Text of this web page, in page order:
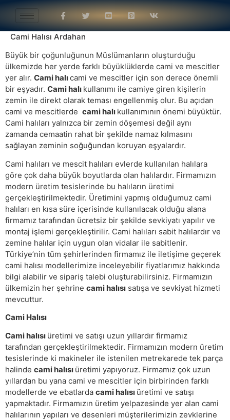
Cami Halısı Ardahan
Büyük bir çoğunluğunun Müslümanların oluşturduğu
ülkemizde her yerde farklı büyüklüklerde cami ve mescitler
yer alır. Cami halıcami ve mescitler için son derece önemli
bir eşyadır. Cami halı kullanımı ile camiye giren kişilerin
zemin ile direkt olarak teması engellenmiş olur. Bu açıdan
cami ve mescitlerde cami halı kullanımının önemi büyüktür.
Cami halıları yalnızca bir zemin döşemesi değil aynı
zamanda cemaatin rahat bir şekilde namaz kılmasını
sağlayan zeminin soğuğundan koruyan eşyalardır.
Cami halıları ve mescit halıları evlerde kullanılan halılara
göre çok daha büyük boyutlarda olan halılardır. Firmamızın
modern üretim tesislerinde bu halıların üretimi
gerçekleştirilmektedir. Üretimini yapmış olduğumuz cami
halıları en kısa süre içerisinde kullanılacak olduğu alana
firmamız tarafından ücretsiz bir şekilde sevkiyatı yapılır ve
montaj işlemi gerçekleştirilir. Cami halıları sabit halılardır ve
zemine halılar için uygun olan vidalar ile sabitlenir.
Türkiye’nin tüm şehirlerinden firmamız ile iletişime geçerek
cami halısı modellerimize inceleyebilir fiyatlarımız hakkında
bilgi alabilir ve sipariş talebi oluşturabilirsiniz. Firmamızın
ülkemizin her şehrine cami halısı satışa ve sevkiyat hizmeti
mevcuttur.
Cami Halısı
Cami halısı üretimi ve satışı uzun yıllardır firmamız
tarafından gerçekleştirilmektedir. Firmamızın modern üretim
tesislerinde ki makineler ile istenilen metrekarede tek parça
halinde cami halısı üretimi yapıyoruz. Firmamız çok uzun
yıllardan bu yana cami ve mescitler için birbirinden farklı
modellerde ve ebatlarda cami halısı üretimi ve satışı
yapmaktadır. Firmamızın üretim yelpazesinde yer alan cami
halılarının yapıları ve desenleri müşterilerimizin zevklerine